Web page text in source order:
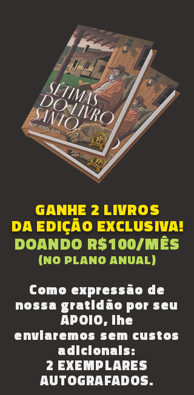
GANHE 2 LIVROS
DA EDIÇÃO EXCLUSIVA!
DOANDO R$100/MÊS
(NO PLANO ANUAL)
Como expressão de
nossa gratidão por seu
APOIO, lhe
enviaremos sem custos
adicionais:
2 EXEMPLARES
AUTOGRAFADOS.